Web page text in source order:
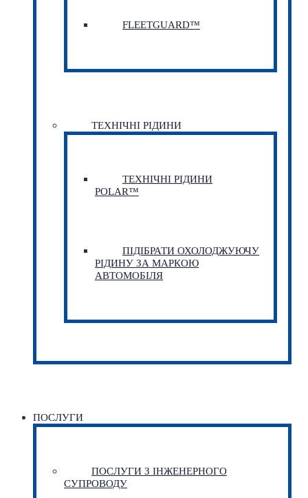
FLEETGUARD™
ТЕХНІЧНІ РІДИНИ
ТЕХНІЧНІ РІДИНИ
POLAR™
ПІДІБРАТИ ОХОЛОДЖУЮЧУ
РІДИНУ ЗА МАРКОЮ
АВТОМОБІЛЯ
ПОСЛУГИ
ПОСЛУГИ З ІНЖЕНЕРНОГО
СУПРОВОДУ